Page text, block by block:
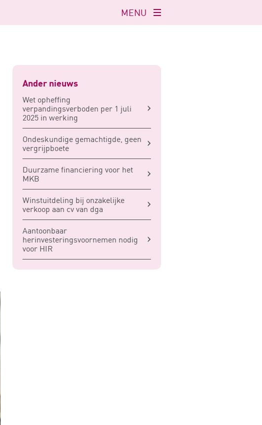
Navigatie
openen
MENU
Ander nieuws
Wet opheffing
verpandingsverboden per 1 juli
2025 in werking
Ondeskundige gemachtigde, geen
vergrijpboete
Duurzame financiering voor het
MKB
Winstuitdeling bij onzakelijke
verkoop aan cv van dga
Aantoonbaar
herinvesteringsvoornemen nodig
voor HIR